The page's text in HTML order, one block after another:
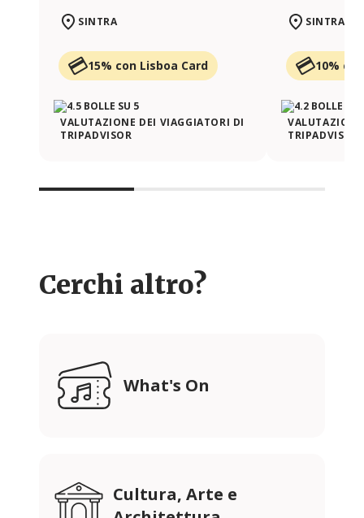
SINTRA
15% con Lisboa Card
VALUTAZIONE DEI VIAGGIATORI DI
TRIPADVISOR
SINTRA
10%
TRIPADVISOR
Cerchi altro?
What's On
Cultura, Arte e